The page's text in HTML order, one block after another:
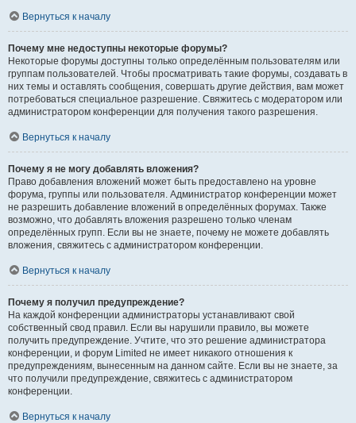
Вернуться к началу
Почему мне недоступны некоторые форумы?
Некоторые форумы доступны только определённым пользователям или
группам пользователей. Чтобы просматривать такие форумы, создавать в
них темы и оставлять сообщения, совершать другие действия, вам может
потребоваться специальное разрешение. Свяжитесь с модератором или
администратором конференции для получения такого разрешения.
Вернуться к началу
Почему я не могу добавлять вложения?
Право добавления вложений может быть предоставлено на уровне
форума, группы или пользователя. Администратор конференции может
не разрешить добавление вложений в определённых форумах. Также
возможно, что добавлять вложения разрешено только членам
определённых групп. Если вы не знаете, почему не можете добавлять
вложения, свяжитесь с администратором конференции.
Вернуться к началу
Почему я получил предупреждение?
На каждой конференции администраторы устанавливают свой
собственный свод правил. Если вы нарушили правило, вы можете
получить предупреждение. Учтите, что это решение администратора
конференции, и форум Limited не имеет никакого отношения к
предупреждениям, вынесенным на данном сайте. Если вы не знаете, за
что получили предупреждение, свяжитесь с администратором
конференции.
Вернуться к началу